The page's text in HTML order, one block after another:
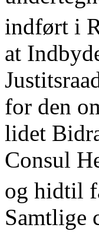
indført i
at
for den
lidet
Consul
og hidtil
Samtlige